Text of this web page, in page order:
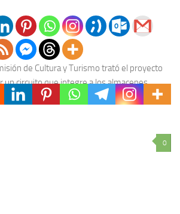
de Cultura y Turismo trató el proyecto
un circuito que integre a los almacenes
0